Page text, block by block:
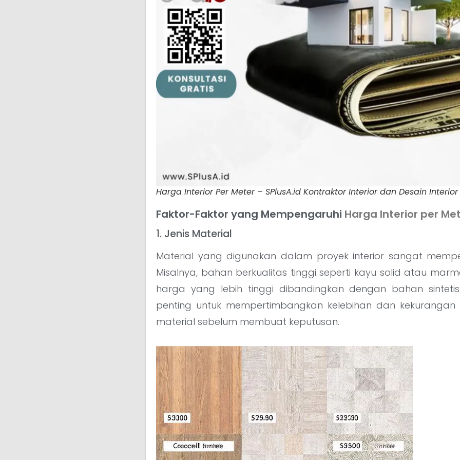
Harga Interior Per Meter – SPlusA.id Kontraktor Interior dan Desain Interior
Faktor-Faktor yang Mempengaruhi Harga Interior per
1. Jenis Material
Material yang digunakan dalam proyek interior sangat
Misalnya, bahan berkualitas tinggi seperti kayu solid atau
harga yang lebih tinggi dibandingkan dengan bahan
penting untuk mempertimbangkan kelebihan dan
material sebelum membuat keputusan.